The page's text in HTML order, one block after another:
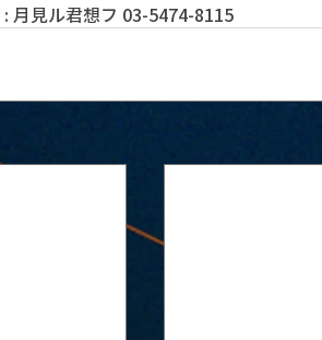
月見ル君想フ 03-5474-8115